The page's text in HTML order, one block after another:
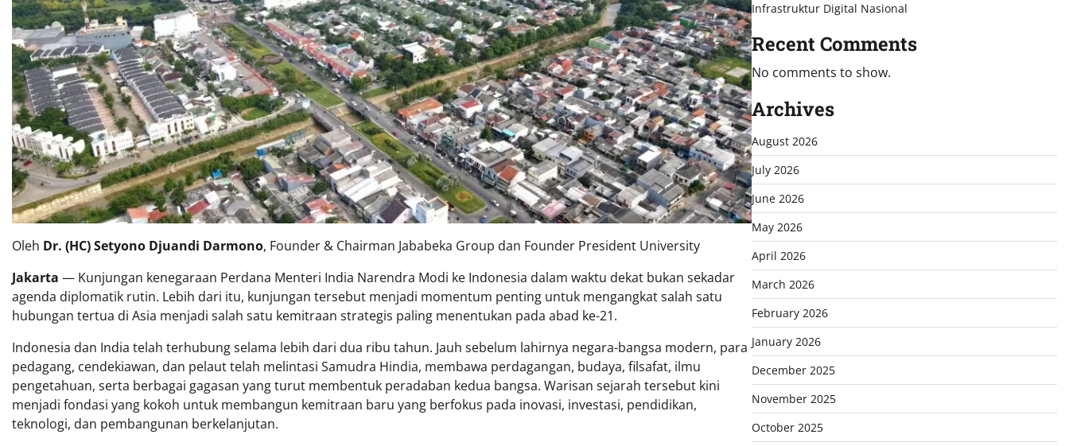
Oleh Dr. (HC) Setyono Djuandi Darmono, Founder & Chairman Jababeka Group dan Founder President University
Jakarta — Kunjungan kenegaraan Perdana Menteri India Narendra Modi ke Indonesia dalam waktu dekat bukan sekadar
agenda diplomatik rutin. Lebih dari itu, kunjungan tersebut menjadi momentum penting untuk mengangkat salah satu
hubungan tertua di Asia menjadi salah satu kemitraan strategis paling menentukan pada abad ke-21.
Indonesia dan India telah terhubung selama lebih dari dua ribu tahun. Jauh sebelum lahirnya negara-bangsa modern, para
pedagang, cendekiawan, dan pelaut telah melintasi Samudra Hindia, membawa perdagangan, budaya, filsafat, ilmu
pengetahuan, serta berbagai gagasan yang turut membentuk peradaban kedua bangsa. Warisan sejarah tersebut kini
menjadi fondasi yang kokoh untuk membangun kemitraan baru yang berfokus pada inovasi, investasi, pendidikan,
teknologi, dan pembangunan berkelanjutan.
Infrastruktur Digital Nasional
Recent Comments
No comments to show.
Archives
August 2026
July 2026
June 2026
May 2026
April 2026
March 2026
February 2026
January 2026
December 2025
November 2025
October 2025